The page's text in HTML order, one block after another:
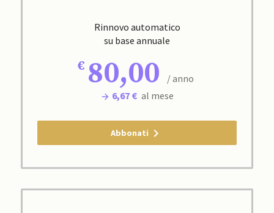
Rinnovo automatico
su base annuale
80,00
/ anno
6,67 € al mese
Abbonati